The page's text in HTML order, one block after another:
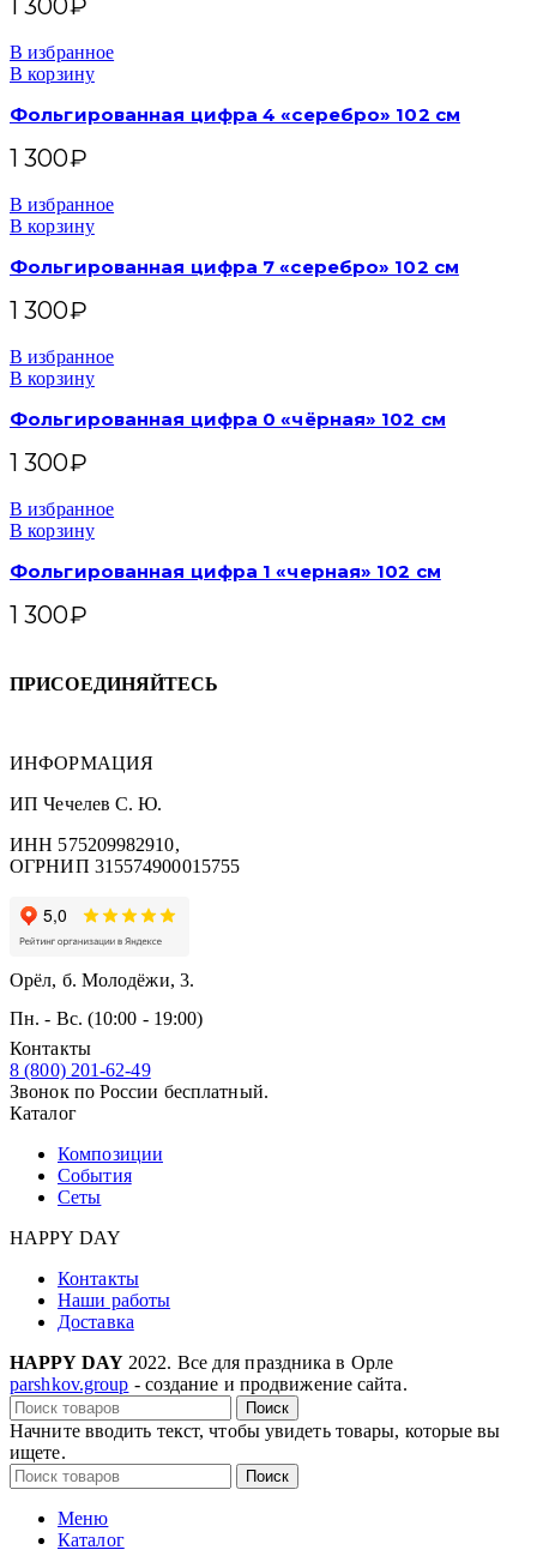
1 300₽
В избранное
В корзину
Фольгированная цифра 4 «серебро» 102 см
1 300₽
В избранное
В корзину
Фольгированная цифра 7 «серебро» 102 см
1 300₽
В избранное
В корзину
Фольгированная цифра 0 «чёрная» 102 см
1 300₽
В избранное
В корзину
Фольгированная цифра 1 «черная» 102 см
1 300₽
ПРИСОЕДИНЯЙТЕСЬ
ИНФОРМАЦИЯ
ИП Чечелев С. Ю.
ИНН 575209982910,
ОГРНИП 315574900015755
Орёл, б. Молодёжи, 3.
Пн. - Вс. (10:00 - 19:00)
Контакты
8 (800) 201-62-49
Звонок по России бесплатный.
Каталог
Композиции
События
Сеты
HAPPY DAY
Контакты
Наши работы
Доставка
HAPPY DAY 2022. Все для праздника в Орле
parshkov.group - создание и продвижение сайта.
Поиск
Начните вводить текст, чтобы увидеть товары, которые вы
ищете.
Поиск
Меню
Каталог